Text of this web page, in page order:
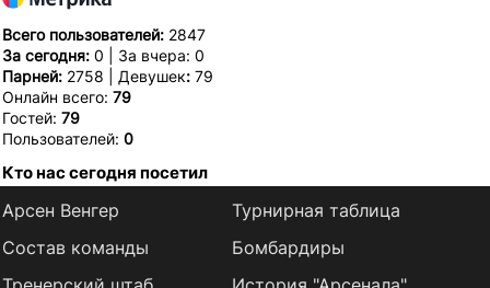
Всего пользователей: 2847
За сегодня: 0 | За вчера: 0
Парней: 2758 | Девушек: 79
Онлайн всего: 79
Гостей: 79
Пользователей: 0
Кто нас сегодня посетил
Арсен Венгер
Состав команды
Турнирная таблица
Бомбардиры